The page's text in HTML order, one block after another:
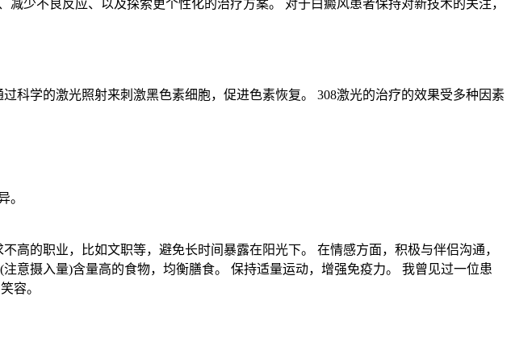
少不良反应、以及探索更个性化的治疗方案。 对于白癜风患者保持对新技术的关注，
科学的激光照射来刺激黑色素细胞，促进色素恢复。 308激光的治疗的效果受多种因素
。
的职业，比如文职等，避免长时间暴露在阳光下。 在情感方面，积极与伴侣沟通，
意摄入量)含量高的食物，均衡膳食。 保持适量运动，增强免疫力。 我曾见过一位患
容。